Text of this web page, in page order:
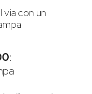
via con un
: